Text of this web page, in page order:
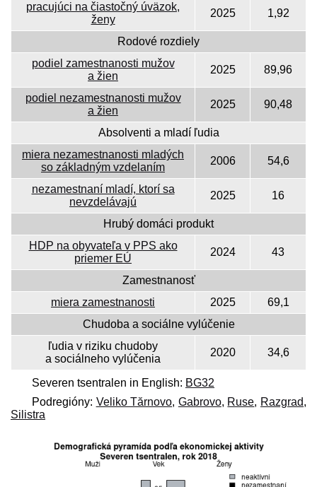
pracujúci na čiastočný úväzok,
ženy
2025 1,92
Rodové rozdiely
podiel zamestnanosti mužov
a žien
2025 89,96
podiel nezamestnanosti mužov
a žien
2025 90,48
Absolventi a mladí ľudia
miera nezamestnanosti mladých
so základným vzdelaním
2006 54,6
nezamestnaní mladí, ktorí sa
nevzdelávajú
2025 16
Hrubý domáci produkt
HDP na obyvateľa v PPS ako
priemer EÚ
2024 43
Zamestnanosť
miera zamestnanosti
2025
69,1
Chudoba a sociálne vylúčenie
ľudia v riziku chudoby
a sociálneho vylúčenia
2020 34,6
Severen tsentralen in English: BG32
Podregióny: Veliko Tărnovo, Gabrovo, Ruse, Razgrad,
Silistra